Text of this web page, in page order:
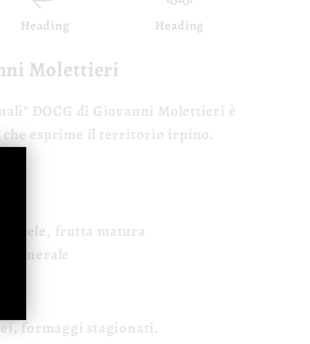
Heading Heading
Molettieri
DOCG di Giovanni Molettieri è
che esprime il territorio irpino.
miele, frutta matura
minerale
formaggi stagionati.